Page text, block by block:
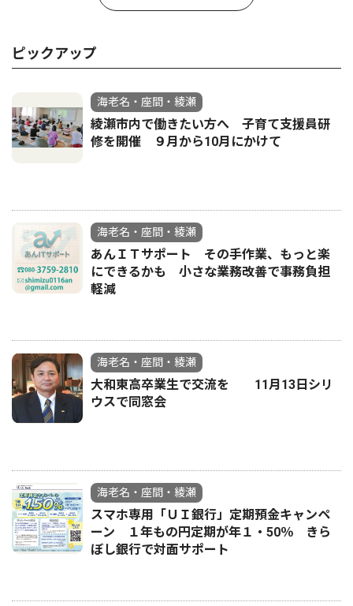
ピックアップ
海老名・座間・綾瀬
綾瀬市内で働きたい方へ 子育て支援員研
修を開催 ９月から10月にかけて
海老名・座間・綾瀬
あんＩＴサポート その手作業、もっと楽
にできるかも 小さな業務改善で事務負担
軽減
海老名・座間・綾瀬
大和東高卒業生で交流を 11月13日シリ
ウスで同窓会
海老名・座間・綾瀬
スマホ専用「ＵＩ銀行」定期預金キャンペ
ーン １年もの円定期が年１・50％ きら
ぼし銀行で対面サポート